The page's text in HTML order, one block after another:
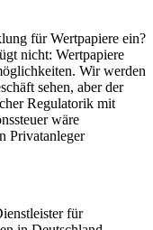
für Wertpapiere ein?
nicht: Wertpapiere
Wir werden
sehen, aber der
Regulatorik mit
wäre
Privatanleger
für